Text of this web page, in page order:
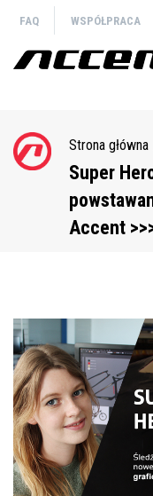
treści
FAQ WSPÓŁPRACA
Ścieżka
nawigacyjna
Strona główna
Super
Accent